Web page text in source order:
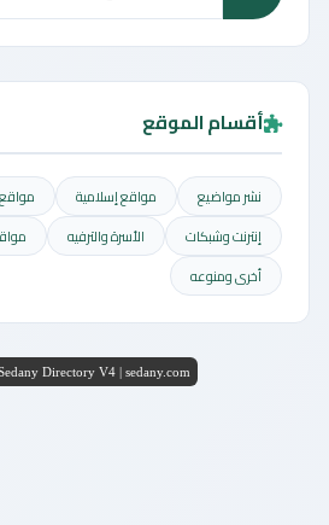
أقسام الموقع
نشر مواضيع مواقع إسلامية مواقع
إنترنت وشبكات
الأسرة والترفيه
أخرى ومنوعه
Directory V4 | sedany.com